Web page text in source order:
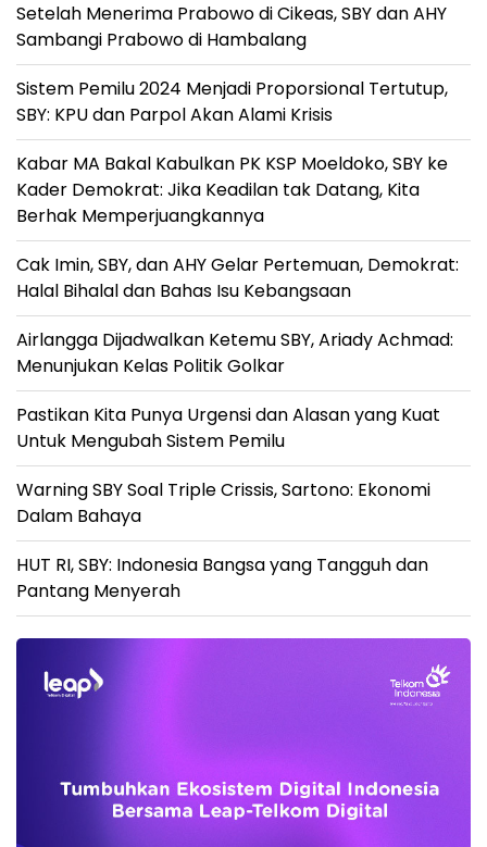
Setelah Menerima Prabowo di Cikeas, SBY dan AHY
Sambangi Prabowo di Hambalang
Sistem Pemilu 2024 Menjadi Proporsional Tertutup,
SBY: KPU dan Parpol Akan Alami Krisis
Kabar MA Bakal Kabulkan PK KSP Moeldoko, SBY ke
Kader Demokrat: Jika Keadilan tak Datang, Kita
Berhak Memperjuangkannya
Cak Imin, SBY, dan AHY Gelar Pertemuan, Demokrat:
Halal Bihalal dan Bahas Isu Kebangsaan
Airlangga Dijadwalkan Ketemu SBY, Ariady Achmad:
Menunjukan Kelas Politik Golkar
Pastikan Kita Punya Urgensi dan Alasan yang Kuat
Untuk Mengubah Sistem Pemilu
Warning SBY Soal Triple Crissis, Sartono: Ekonomi
Dalam Bahaya
HUT RI, SBY: Indonesia Bangsa yang Tangguh dan
Pantang Menyerah